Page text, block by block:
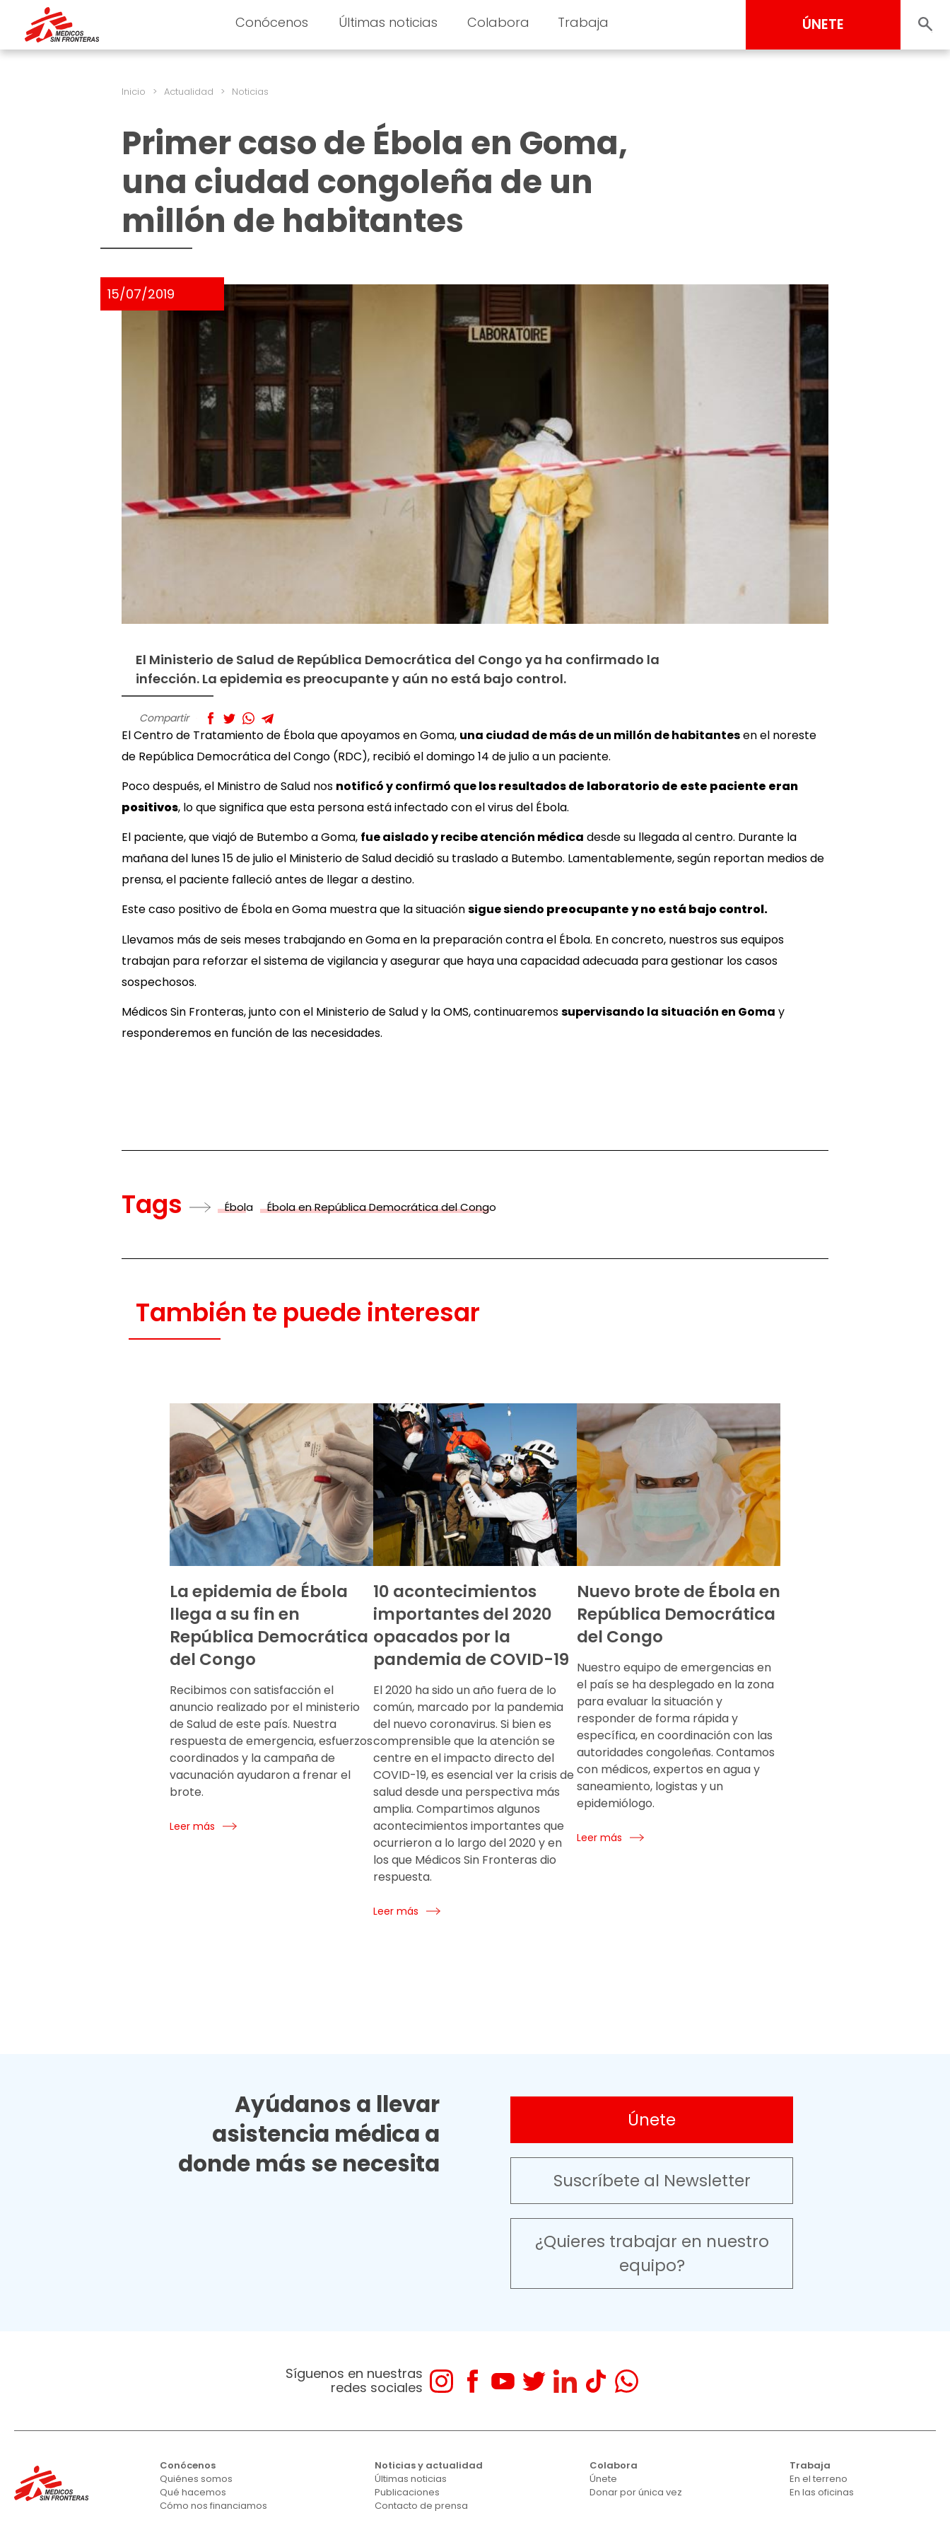
Conócenos Últimas noticias Colabora Trabaja ÚNETE
Inicio > Actualidad > Noticias
Primer caso de Ébola en Goma,
una ciudad congoleña de un
millón de habitantes
15/07/2019
El Ministerio de Salud de República Democrática del Congo ya ha confirmado la
infección. La epidemia es preocupante y aún no está bajo control.
Compartir
El Centro de Tratamiento de Ébola que apoyamos en Goma, una ciudad de más de un millón de habitantesen el noreste
de República Democrática del Congo (RDC), recibió el domingo 14 de julio a un paciente.
Poco después, el Ministro de Salud nos notificó y confirmó quelos resultados de laboratorio de este paciente eran
positivos, lo que significa que esta persona está infectado con el virus del Ébola.
El paciente, que viajó de Butembo a Goma, fue aisladoy recibe atención médica desde su llegada al centro. Durante la
mañana del lunes 15 de julio el Ministerio de Saluddecidió su traslado a Butembo. Lamentablemente, según reportan medios de
prensa, el paciente falleció antes de llegar a destino.
Este caso positivo de Ébola en Goma muestra que la situaciónsigue siendo preocupante y no está bajo control.
Llevamos más de seis meses trabajando en Goma en la preparación contra el Ébola. En concreto, nuestros sus equipos
trabajan para reforzar el sistema de vigilancia y asegurar que haya una capacidad adecuada para gestionar los casos
sospechosos.
Médicos Sin Fronteras, junto con el Ministerio de Salud y la OMS, continuaremossupervisando la situación en Goma y
responderemos en función de las necesidades.
Tags Ébola Ébola en República Democrática del Congo
También te puede interesar
La epidemia de Ébola
llega a su fin en
República Democrática
del Congo
Recibimos con satisfacción el
anuncio realizado por el ministerio
de Salud de este país. Nuestra
respuesta de emergencia, esfuerzos
coordinados y la campaña de
vacunación ayudaron a frenar el
brote.
Leer más
10 acontecimientos
importantes del 2020
opacados por la
pandemia de COVID-19
El 2020 ha sido un año fuera de lo
común, marcado por la pandemia
del nuevo coronavirus. Si bien es
comprensible que la atención se
centre en el impacto directo del
COVID-19, es esencial ver la crisis de
salud desde una perspectiva más
amplia. Compartimos algunos
acontecimientos importantes que
ocurrieron a lo largo del 2020 y en
los que Médicos Sin Fronteras dio
respuesta.
Leer más
Nuevo brote de Ébola en
República Democrática
del Congo
Nuestro equipo de emergencias en
el país se ha desplegado en la zona
para evaluar la situación y
responder de forma rápida y
específica, en coordinación con las
autoridades congoleñas. Contamos
con médicos, expertos en agua y
saneamiento, logistas y un
epidemiólogo.
Leer más
Ayúdanos a llevar
asistencia médica a
donde más se necesita
Únete
Suscríbete al Newsletter
¿Quieres trabajar en nuestro
equipo?
Síguenos en nuestras
redes sociales
Conócenos
Quiénes somos
Qué hacemos
Cómo nos financiamos
Noticias y actualidad
Últimas noticias
Publicaciones
Contacto de prensa
Colabora
Únete
Donar por única vez
Trabaja
En el terreno
En las oficinas